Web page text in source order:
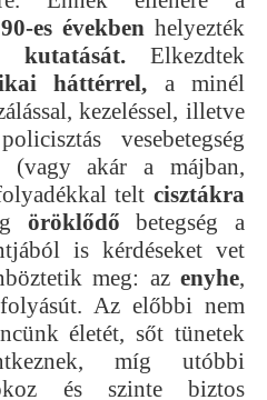
90-es években helyezték
kutatását.Elkezdtek
háttérrel, a minél
kezeléssel, illetve
vesebetegség
(vagy akár a májban,
telt cisztákra
öröklődő betegség a
is kérdéseket vet
meg: az enyhe,
Az előbbi nem
életét, sőt tünetek
míg utóbbi
okoz és szinte biztos